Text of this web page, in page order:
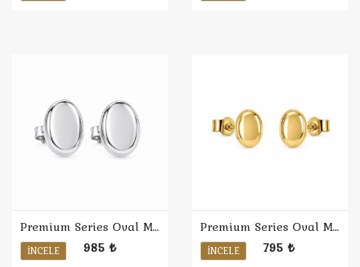
Premium Series Oval Minimal Küpe L / Rodyum
İNCELE 985 ₺
Premium Series Oval Minimal Küpe S
İNCELE 795 ₺